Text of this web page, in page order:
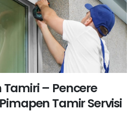
– Pencere
Tamir Servisi